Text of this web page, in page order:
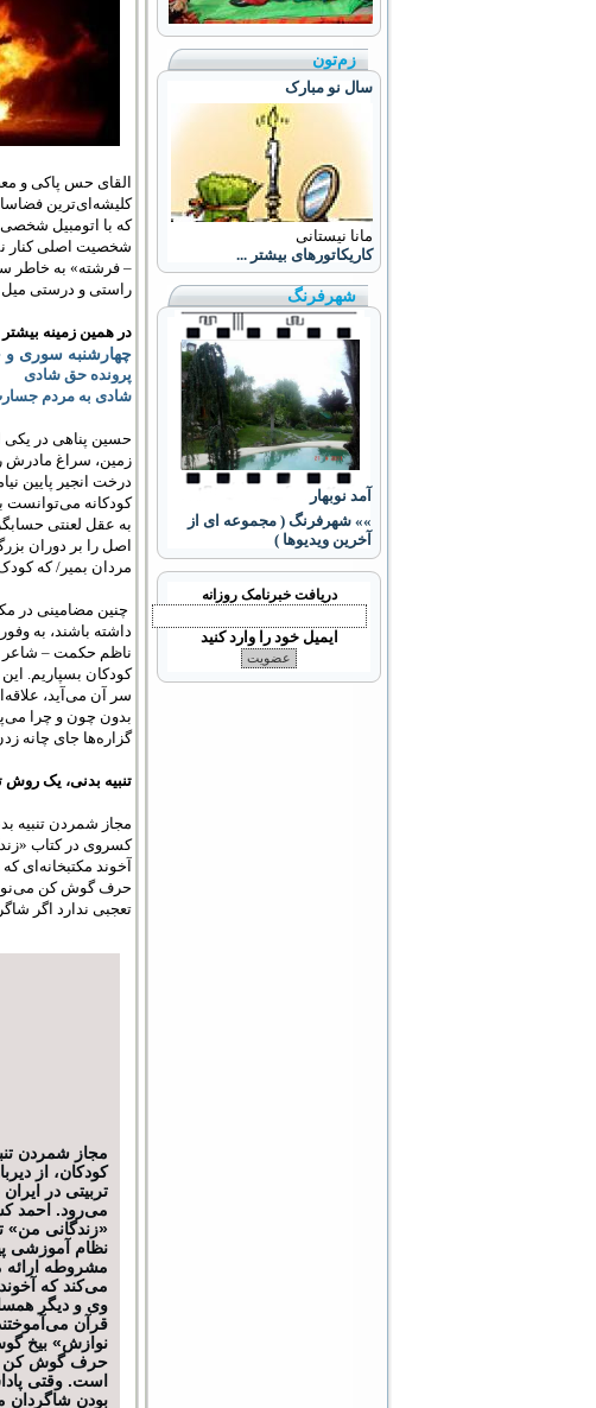
زم‌تون
سال نو مبارک
مانا نیستانی
کاریکاتورهای بیشتر ...
شهرفرنگ
آمد نوبهار
»» شهرفرنگ ( مجموعه ای از
آخرین ویدیوها )
دریافت خبرنامک روزانه
ایمیل خود را وارد کنید
القای حس پاکی و
کلیشه‌ای‌ترین
که با اتومبیل
شخصیت اصلی کنار
– فرشته» به خاطر
راستی و درستی
در همین زمینه بیشتر
چهارشنبه سوری و
پرونده حق شادی
شادی به مردم
حسین پناهی در یکی
زمین، سراغ مادرش
درخت انجیر پایین
کودکانه می‌توانست
به عقل لعنتی
اصل را بر دوران
مردان بمیر/ که کودک رود
چنین مضامینی در
داشته باشند، به
ناظم حکمت – شاعر
کودکان بسپاریم. این
سر آن می‌آید،
بدون چون و چرا
گزاره‌ها جای چانه
تنبیه بدنی، یک روش‌
مجاز شمردن تنبیه
کسروی در کتاب
آخوند مکتبخانه‌ای
حرف گوش کن
تعجبی ندارد اگر
مجاز شمردن
کودکان، از
تربیتی در
می‌رود. احمد
«زندگانی من»
نظام آموزشی
مشروطه ارائه
می‌کند که
وی و دیگر
قرآن
نوازش» بیخ
حرف گوش کن
است. وقتی
بودن